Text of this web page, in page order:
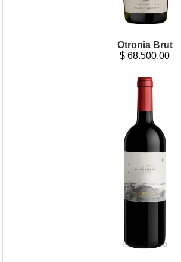
Otronia Brut
$ 68.500,00